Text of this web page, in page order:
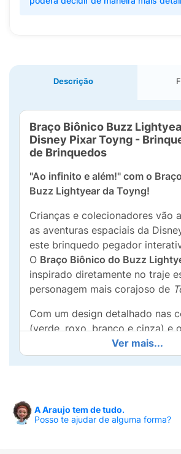
Descrição
Braço Biônico Buzz
Disney Pixar Toyng -
de Brinquedos
"Ao infinito e além!" com o
Buzz Lightyear da Toyng!
Crianças e colecionadores vão
as aventuras espaciais da
este brinquedo pegador
O Braço Biônico do Buzz
inspirado diretamente no traje
personagem mais corajoso de
Com um design detalhado nas
(verde, roxo, branco e cinza) e
"Space Ranger", este brinquedo
permite que os pequenos
intuitivo: as crianças podem
em seu próprio braço e, ao
Ver mais...
A Araujo tem de tudo.
Posso te ajudar de alguma forma?